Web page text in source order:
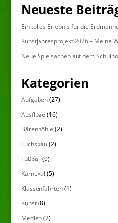
Neueste
Ein tolles Erlebnis für die
Kunstjahresprojekt 2026 – Meine
Neue Spielsachen auf dem
Kategorien
Aufgaben(27)
Ausflüge (16)
Bärenhöhle (2)
Fuchsbau(2)
Fußball (9)
Karneval (5)
Klassenfahrten(1)
Kunst(8)
Medien(2)